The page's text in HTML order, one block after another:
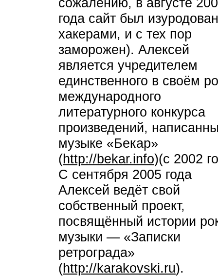
года сайт был изуродован
хакерами, и с тех пор
заморожен). Алексей
является учредителем
единственного в своём
международного
литературного конкурса
произведений,
музыке «Бекар»
(http://bekar.info)(с 2002
С сентября 2005 года
Алексей ведёт свой
собственный проект,
посвящённый истории
музыки — «Записки
ретрограда»
(http://karakovski.ru).